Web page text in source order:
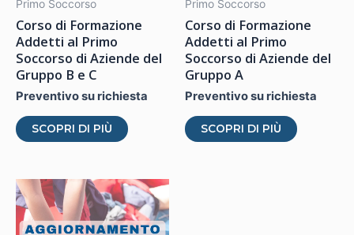
Primo Soccorso
Corso di Formazione
Addetti al Primo
Soccorso di Aziende del
Gruppo B e C
Preventivo su richiesta
SCOPRI DI PIÙ
più
varianti.
Le
Primo Soccorso
Corso di Formazione
Addetti al Primo
Soccorso di Aziende del
Gruppo A
Preventivo su richiesta
SCOPRI DI PIÙ